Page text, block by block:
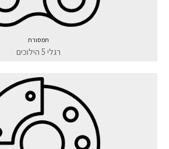
תמסורת
רגלי 5 הילוכים